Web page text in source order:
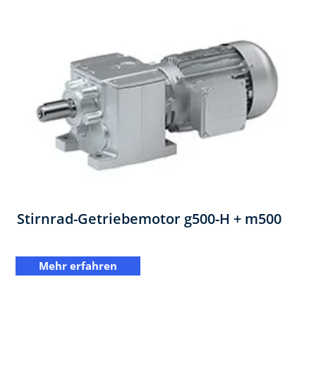
Stirnrad-Getriebemotor ​g500-H + m500
Mehr erfahren